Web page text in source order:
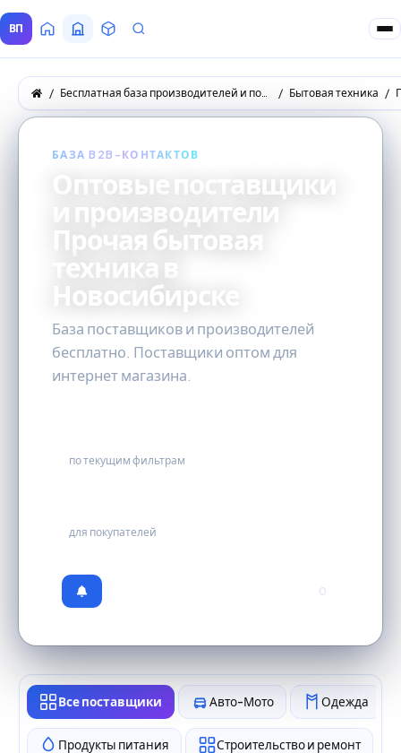
ВП ГлавнаяВсе Поставщики
ТоварыЗапросы покупателей
Бесплатная база производителей и поставщиков товаров оптом Бытовая техника
БАЗА B2B-КОНТАКТОВ
Оптовые поставщики
и производители
Прочая бытовая
техника в
Новосибирске
База поставщиков и производителей
бесплатно. Поставщики оптом для
интернет магазина.
по текущим фильтрам
для покупателей
0
Все поставщики Авто-Мото Одежда
Продукты питания Строительство и ремонт